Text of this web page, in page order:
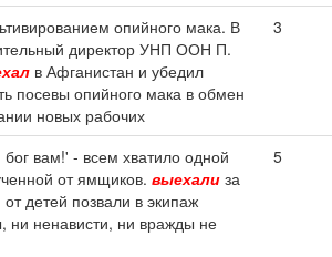
опийного мака. В
директор УНП ООН П.
в Афганистан и убедил
посевы опийного мака в обмен
новых рабочих
3
бог вам!' - всем хватило одной
от ямщиков. выехали за
детей позвали в экипаж
ни ненависти, ни вражды не
5